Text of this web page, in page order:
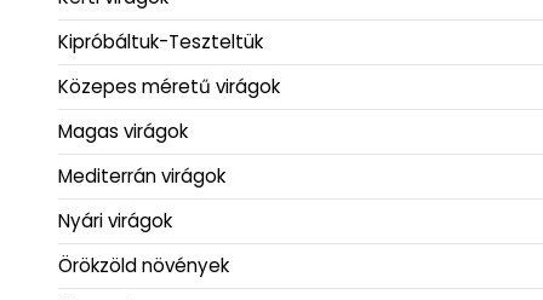
Kipróbáltuk-Teszteltük
Közepes méretű virágok
Magas virágok
Mediterrán virágok
Nyári virágok
Örökzöld növények